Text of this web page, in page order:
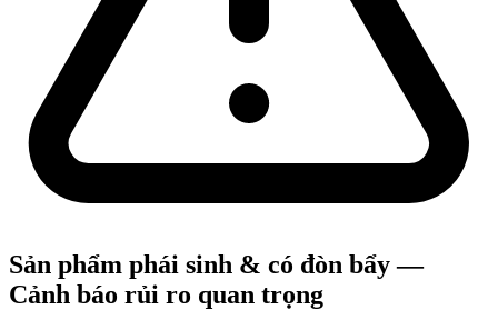
Sản phẩm phái sinh & có đòn bẩy —
Cảnh báo rủi ro quan trọng